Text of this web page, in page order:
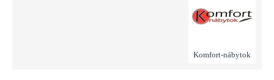
Komfort-nábytok